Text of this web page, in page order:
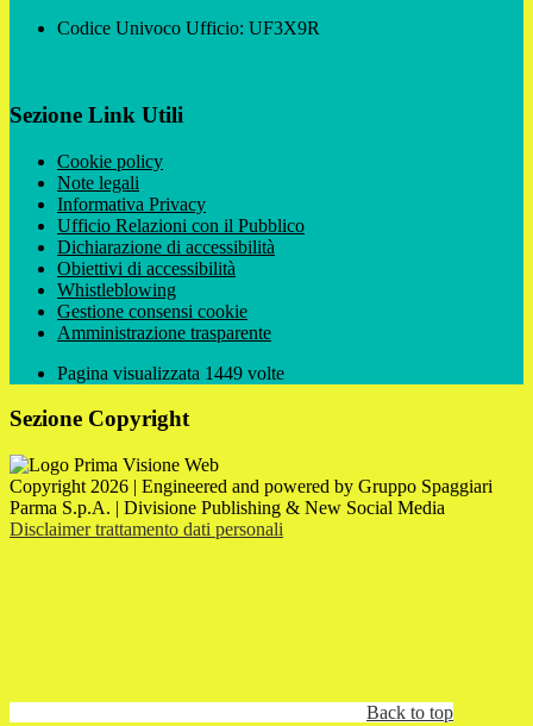
Codice Univoco Ufficio: UF3X9R
Sezione Link Utili
Cookie policy
Note legali
Informativa Privacy
Ufficio Relazioni con il Pubblico
Dichiarazione di accessibilità
Obiettivi di accessibilità
Whistleblowing
Gestione consensi cookie
Amministrazione trasparente
Pagina visualizzata 1449 volte
Sezione Copyright
Copyright 2026 | Engineered and powered by Gruppo Spaggiari
Parma S.p.A. | Divisione Publishing & New Social Media
Disclaimer trattamento dati personali
Back to top